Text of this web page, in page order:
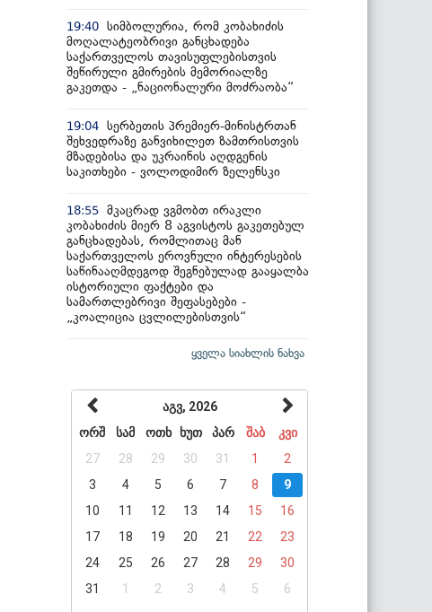
19:40 სიმბოლურია, რომ კობახიძის
მოღალატეობრივი განცხადება
საქართველოს თავისუფლებისთვის
შეწირული გმირების მემორიალზე
გაკეთდა - „ნაციონალური მოძრაობა“
19:04 სერბეთის პრემიერ-მინისტრთან
შეხვედრაზე განვიხილეთ ზამთრისთვის
მზადებისა და უკრაინის აღდგენის
საკითხები - ვოლოდიმირ ზელენსკი
18:55 მკაცრად ვგმობთ ირაკლი
კობახიძის მიერ 8 აგვისტოს გაკეთებულ
განცხადებას, რომლითაც მან
საქართველოს ეროვნული ინტერესების
საწინააღმდეგოდ შეგნებულად გააყალბა
ისტორიული ფაქტები და
სამართლებრივი შეფასებები -
„კოალიცია ცვლილებისთვის“
ყველა სიახლის ნახვა
აგვ, 2026
ორშ
სამ ოთხ ხუთ პარ შაბ
კვი
27
28 29 30 31 1
2
3
4 5 6 7 8
9
10
11 12 13 14 15
16
17
18 19 20 21 22
23
24
25 26 27 28 29
30
31
1 2 3 4 5 6